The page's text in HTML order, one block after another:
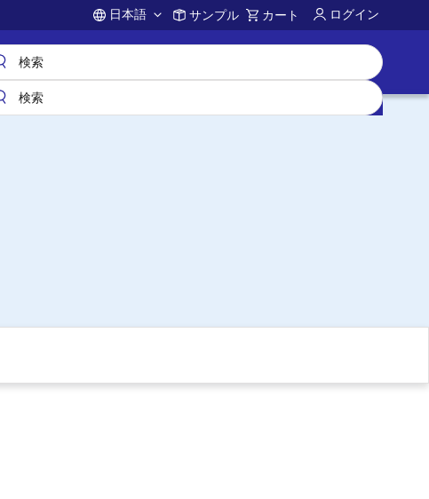
Account
日本語 サンプル カート ログイン